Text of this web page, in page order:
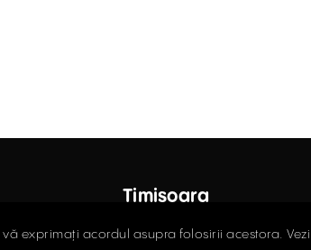
Timișoara
Nr. 24, Et. 5
exprimați acordul asupra folosirii acestora. Vezi